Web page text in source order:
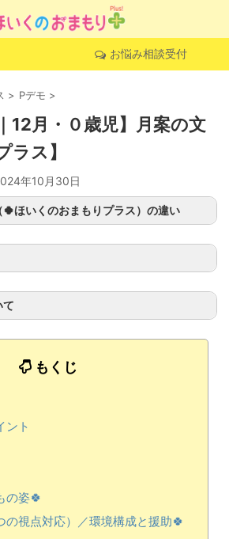
お悩み相談受付
> Pデモ >
12月・０歳児】月案の文
ラス】
年10月30日
ほいくのおまもりプラス）の違い
て
もくじ
ント
の姿🍀
の視点対応）／環境構成と援助🍀